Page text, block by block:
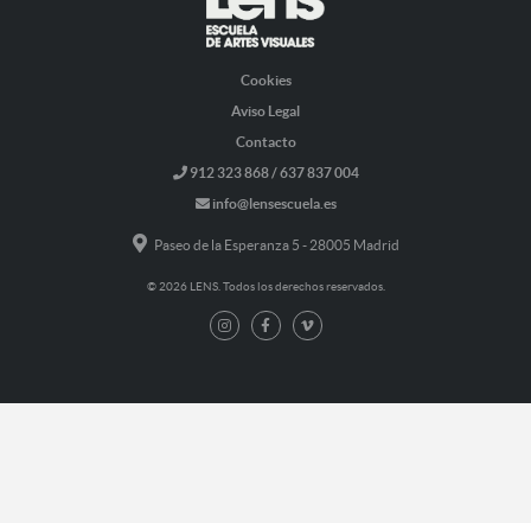
Cookies
Aviso Legal
Contacto
912 323 868 / 637 837 004
info@lensescuela.es
Paseo de la Esperanza 5 - 28005 Madrid
© 2026 LENS. Todos los derechos reservados.